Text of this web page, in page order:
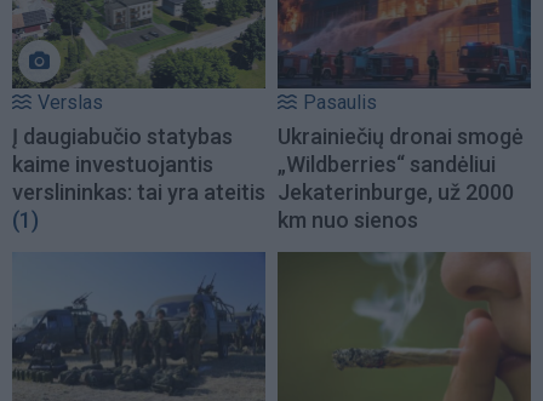
Verslas
Į daugiabučio statybas
kaime investuojantis
verslininkas: tai yra ateitis
(1)
Pasaulis
Ukrainiečių dronai smogė
„Wildberries“ sandėliui
Jekaterinburge, už 2000
km nuo sienos